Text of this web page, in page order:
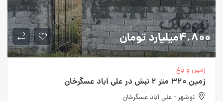
4.800میلیارد تومان
زمین و باغ
زمین 320 متر 2 نبش در علی آباد عسگرخان
نوشهر - علی آباد عسگرخان